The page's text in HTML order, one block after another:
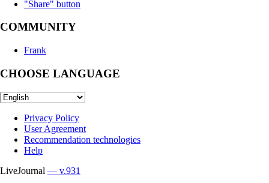
"Share" button
COMMUNITY
Frank
CHOOSE LANGUAGE
Privacy Policy
User Agreement
Recommendation technologies
Help
LiveJournal — v.931